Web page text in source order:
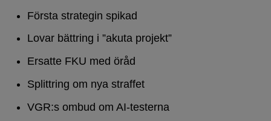
Första strategin spikad
Lovar bättring i ”akuta projekt”
Ersatte FKU med öråd
Splittring om nya straffet
VGR:s ombud om AI-testerna